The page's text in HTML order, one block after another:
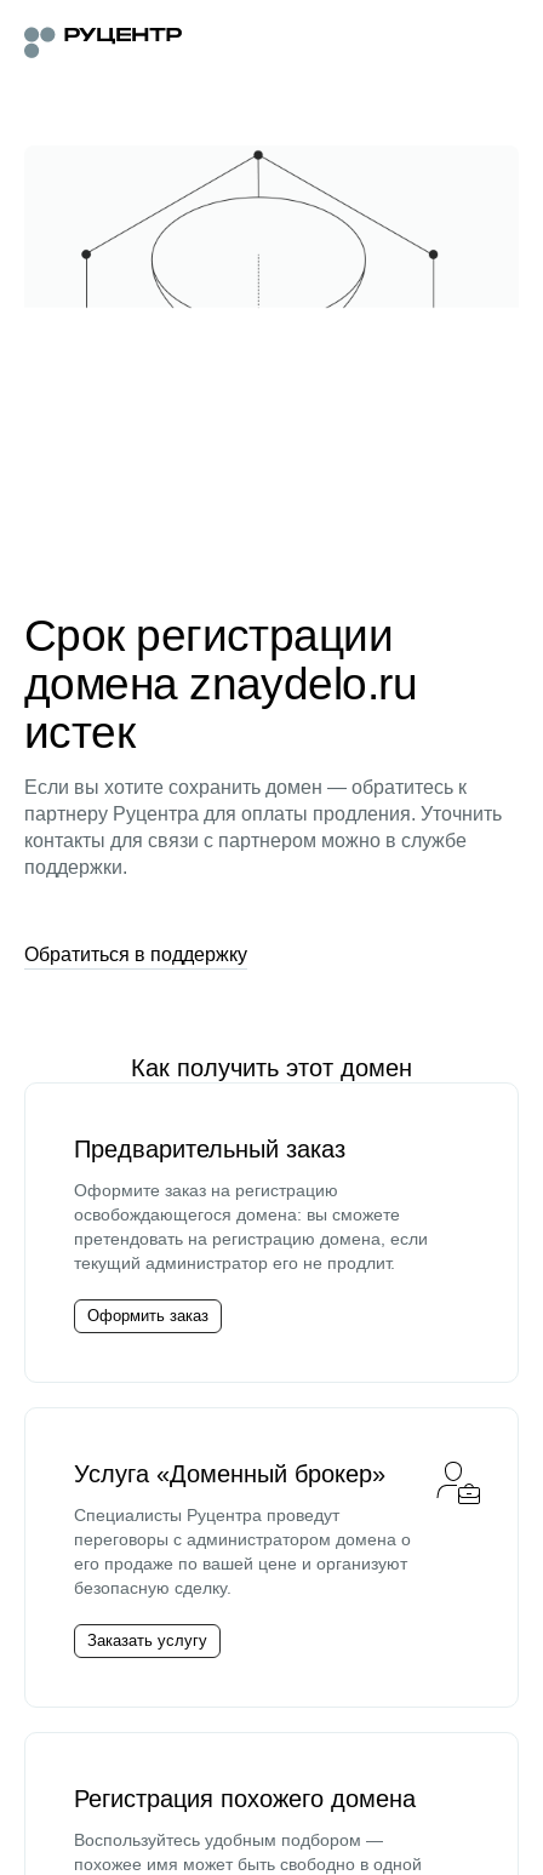
Срок регистрации
домена znaydelo.ru
истек
Если вы хотите сохранить домен — обратитесь к
партнеру Руцентра для оплаты продления. Уточнить
контакты для связи с партнером можно в службе
поддержки.
Обратиться в поддержку
Как получить этот домен
Предварительный заказ
Оформите заказ на регистрацию
освобождающегося домена: вы сможете
претендовать на регистрацию домена, если
текущий администратор его не продлит.
Оформить заказ
Услуга «Доменный брокер»
Специалисты Руцентра проведут
переговоры с администратором домена о
его продаже по вашей цене и организуют
безопасную сделку.
Заказать услугу
Регистрация похожего домена
Воспользуйтесь удобным подбором —
похожее имя может быть свободно в одной